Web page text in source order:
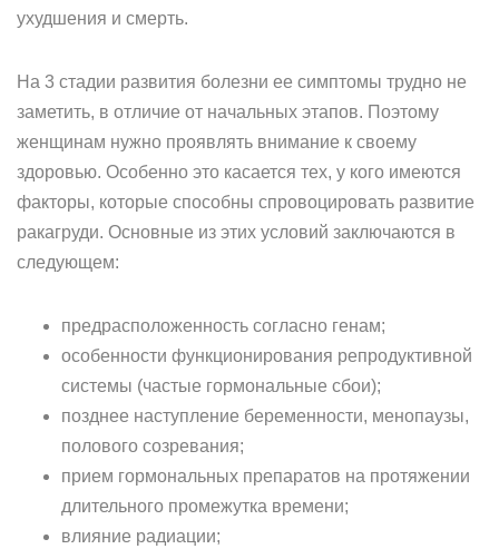
ухудшения и смерть.
На 3 стадии развития болезни ее симптомы трудно не
заметить, в отличие от начальных этапов. Поэтому
женщинам нужно проявлять внимание к своему
здоровью. Особенно это касается тех, у кого имеются
факторы, которые способны спровоцировать развитие
ракагруди. Основные из этих условий заключаются в
следующем:
предрасположенность согласно генам;
особенности функционирования репродуктивной
системы (частые гормональные сбои);
позднее наступление беременности, менопаузы,
полового созревания;
прием гормональных препаратов на протяжении
длительного промежутка времени;
влияние радиации;